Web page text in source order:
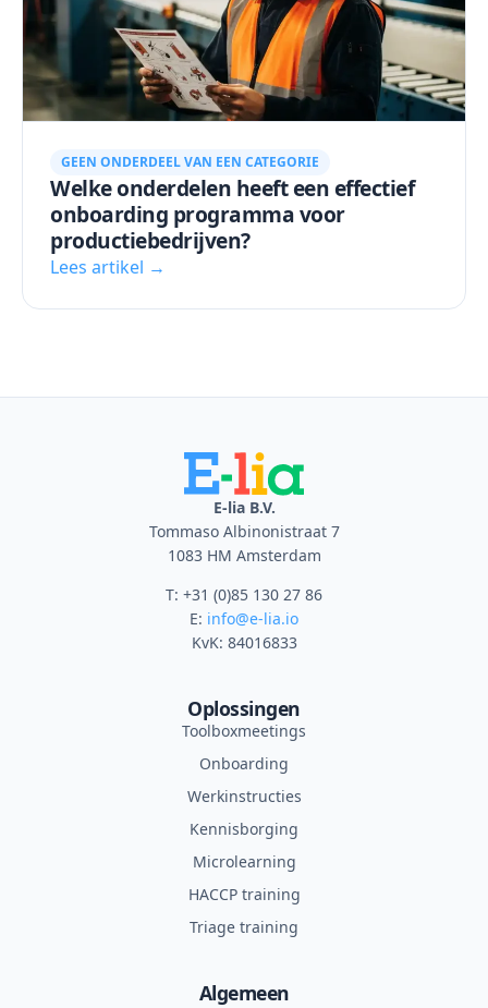
GEEN ONDERDEEL VAN EEN CATEGORIE
Welke onderdelen heeft een effectief
onboarding programma voor
productiebedrijven?
Lees artikel →
E-lia B.V.
Tommaso Albinonistraat 7
1083 HM Amsterdam
T: +31 (0)85 130 27 86
E: info@e-lia.io
KvK: 84016833
Oplossingen
Toolboxmeetings
Onboarding
Werkinstructies
Kennisborging
Microlearning
HACCP training
Triage training
Algemeen